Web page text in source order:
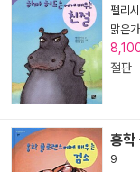
펠리
맑은
절판
홍학
9